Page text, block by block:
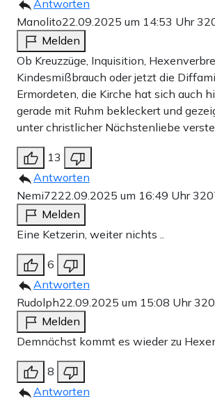
Antworten
Manolito22.09.2025 um 14:53 Uhr
Melden
Ob Kreuzzüge, Inquisition,
Kindesmißbrauch oder jetzt die
Ermordeten, die Kirche hat sich auch
gerade mit Ruhm bekleckert und
unter christlicher Nächstenliebe
13
Antworten
Nemi7222.09.2025 um 16:49 Uhr
Melden
Eine Ketzerin, weiter nichts ..
6
Antworten
Rudolph22.09.2025 um 15:08 Uhr
Melden
Demnächst kommt es wieder zu
8
Antworten